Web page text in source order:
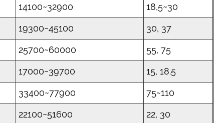
14100~32900 18,5~30
19300~45100 30, 37
25700~60000 55, 75
17000~39700 15, 18.5
33400~77900 75~110
22100~51600 22, 30